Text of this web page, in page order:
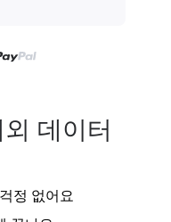
데이터
정 없어요